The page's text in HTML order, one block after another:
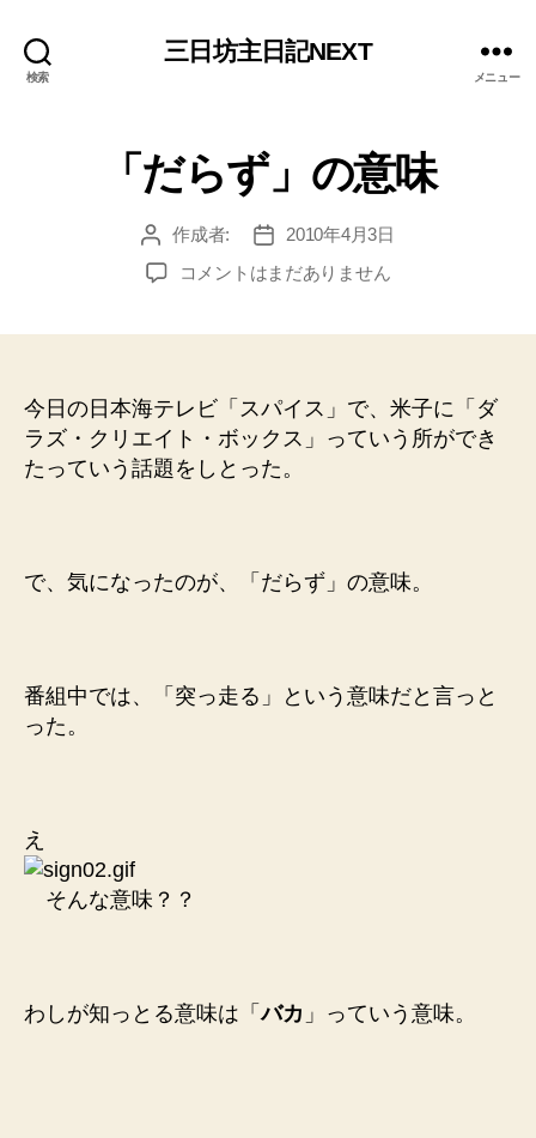
検索
三日坊主日記NEXT
メニュー
「だらず」の意味
投
稿
者
作成者:
投
稿
日
2010年4月3日
「だ
味
へ
の
コメントはまだありません
今日の日本海テレビ「スパイス」で、米子に「ダ
ラズ・クリエイト・ボックス」っていう所ができ
たっていう話題をしとった。
で、気になったのが、「だらず」の意味。
番組中では、「突っ走る」という意味だと言っと
った。
え
そんな意味？？
わしが知っとる意味は「バカ 」っていう意味。